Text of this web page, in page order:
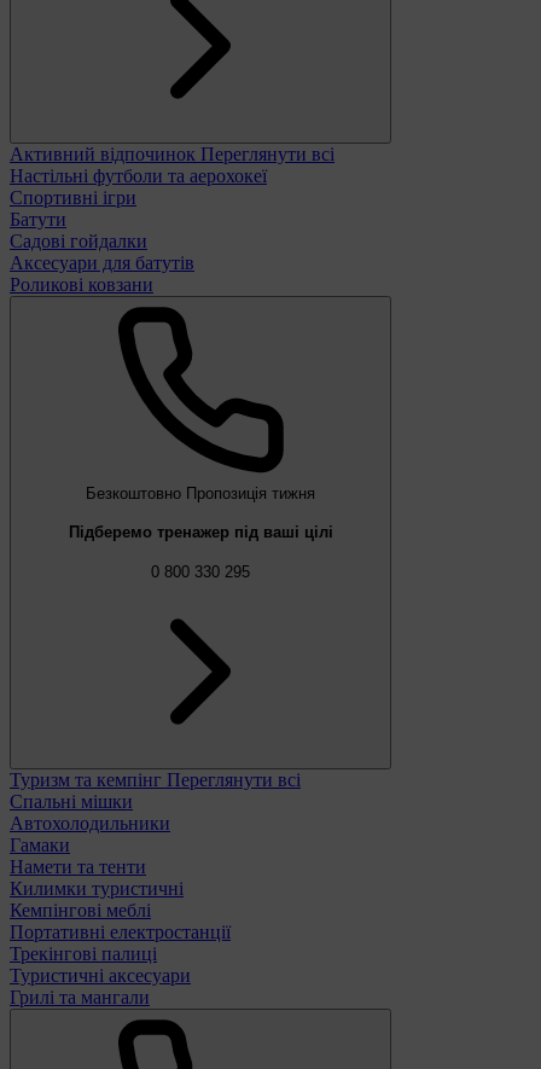
Активний відпочинок Переглянути всі
Настільні футболи та аерохокеї
Спортивні ігри
Батути
Садові гойдалки
Аксесуари для батутів
Роликові ковзани
Безкоштовно Пропозиція тижня
Підберемо тренажер під ваші цілі
0 800 330 295
Туризм та кемпінг Переглянути всі
Спальні мішки
Автохолодильники
Гамаки
Намети та тенти
Килимки туристичні
Кемпінгові меблі
Портативні електростанції
Трекінгові палиці
Туристичні аксесуари
Грилі та мангали